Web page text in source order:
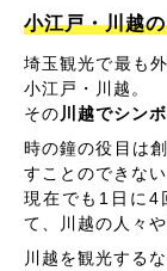
小江戸・川越
埼玉観光で最も
小江戸・川越。
その川越でシン
時の鐘の役目は
すことのできな
現在でも1日に4
て、川越の人々
川越を観光する